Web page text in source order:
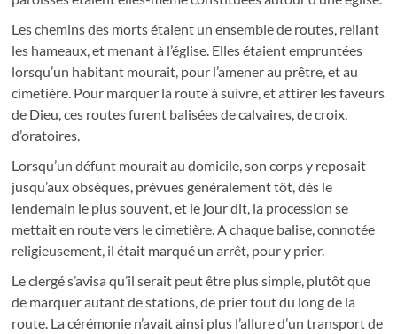
Les chemins des morts étaient un ensemble de routes, reliant
les hameaux, et menant à l’église. Elles étaient empruntées
lorsqu’un habitant mourait, pour l’amener au prêtre, et au
cimetière. Pour marquer la route à suivre, et attirer les faveurs
de Dieu, ces routes furent balisées de calvaires, de croix,
d’oratoires.
Lorsqu’un défunt mourait au domicile, son corps y reposait
jusqu’aux obsèques, prévues généralement tôt, dès le
lendemain le plus souvent, et le jour dit, la procession se
mettait en route vers le cimetière. A chaque balise, connotée
religieusement, il était marqué un arrêt, pour y prier.
Le clergé s’avisa qu’il serait peut être plus simple, plutôt que
de marquer autant de stations, de prier tout du long de la
route. La cérémonie n’avait ainsi plus l’allure d’un transport de